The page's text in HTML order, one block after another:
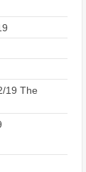
19 The